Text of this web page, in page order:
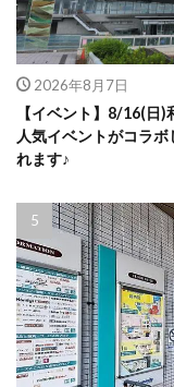
2026年8月7日
【イベント】8/16(日
人気イベントがコラ
れます♪